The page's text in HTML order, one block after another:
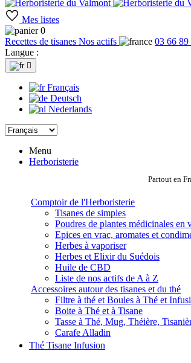
Mes listes
0
Recettes de tisanes Nos actifs 03 66 89
Langue :

Français
Deutsch
Nederlands
Menu
Herboristerie
Partout en
Comptoir de l'Herboristerie
Tisanes de simples
Poudres de plantes médicinales en
Epices en vrac, aromates et
Herbes à vaporiser
Herbes et Elixir du Suédois
Huile de CBD
Liste de nos actifs de A à Z
Accessoires autour des tisanes et du thé
Filtre à thé et Boules à Thé et
Boite à Thé et à Tisane
Tasse à Thé, Mug, Théière,
Carafe Alladin
Thé Tisane Infusion